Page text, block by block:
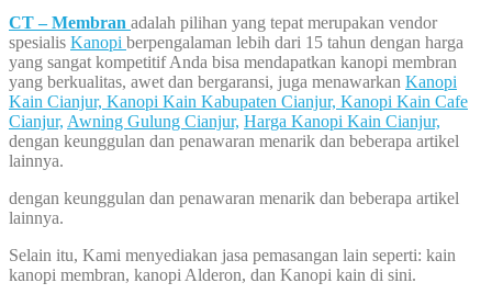
CT – Membran adalah pilihan yang tepat merupakan vendor
spesialis Kanopi berpengalaman lebih dari 15 tahun dengan harga
yang sangat kompetitif Anda bisa mendapatkan kanopi membran
yang berkualitas, awet dan bergaransi, juga menawarkan Kanopi
Kain Cianjur, Kanopi Kain Kabupaten Cianjur, Kanopi Kain Cafe
Cianjur, Awning Gulung Cianjur, Harga Kanopi Kain Cianjur,
dengan keunggulan dan penawaran menarik dan beberapa artikel
lainnya.
dengan keunggulan dan penawaran menarik dan beberapa artikel
lainnya.
Selain itu, Kami menyediakan jasa pemasangan lain seperti: kain
kanopi membran, kanopi Alderon, dan Kanopi kain di sini.